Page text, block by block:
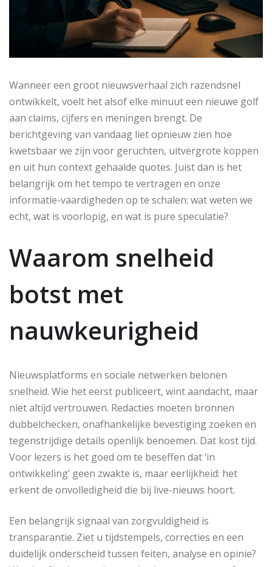
Wanneer een groot nieuwsverhaal zich razendsnel
ontwikkelt, voelt het alsof elke minuut een nieuwe golf
aan claims, cijfers en meningen brengt. De
berichtgeving van vandaag liet opnieuw zien hoe
kwetsbaar we zijn voor geruchten, uitvergrote koppen
en uit hun context gehaalde quotes. Juist dan is het
belangrijk om het tempo te vertragen en onze
informatie-vaardigheden op te schalen: wat weten we
echt, wat is voorlopig, en wat is pure speculatie?
Waarom snelheid
botst met
nauwkeurigheid
Nieuwsplatforms en sociale netwerken belonen
snelheid. Wie het eerst publiceert, wint aandacht, maar
niet altijd vertrouwen. Redacties moeten bronnen
dubbelchecken, onafhankelijke bevestiging zoeken en
tegenstrijdige details openlijk benoemen. Dat kost tijd.
Voor lezers is het goed om te beseffen dat ‘in
ontwikkeling’ geen zwakte is, maar eerlijkheid: het
erkent de onvolledigheid die bij live-nieuws hoort.
Een belangrijk signaal van zorgvuldigheid is
transparantie. Ziet u tijdstempels, correcties en een
duidelijk onderscheid tussen feiten, analyse en opinie?